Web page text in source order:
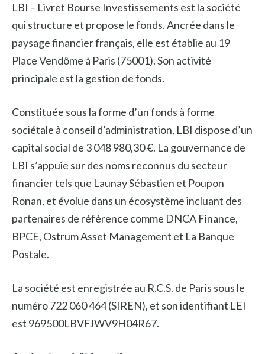
LBI – Livret Bourse Investissements est la société
qui structure et propose le fonds. Ancrée dans le
paysage financier français, elle est établie au 19
Place Vendôme à Paris (75001). Son activité
principale est la gestion de fonds.
Constituée sous la forme d’un fonds à forme
sociétale à conseil d’administration, LBI dispose d’un
capital social de 3 048 980,30 €. La gouvernance de
LBI s’appuie sur des noms reconnus du secteur
financier tels que Launay Sébastien et Poupon
Ronan, et évolue dans un écosystème incluant des
partenaires de référence comme DNCA Finance,
BPCE, Ostrum Asset Management et La Banque
Postale.
La société est enregistrée au R.C.S. de Paris sous le
numéro 722 060 464 (SIREN), et son identifiant LEI
est 969500LBVFJWV9H04R67.